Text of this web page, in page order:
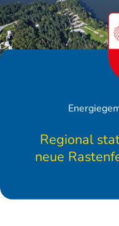
Regional
neue